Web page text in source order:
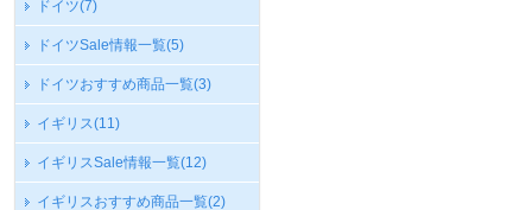
ドイツ(7)
ドイツSale情報一覧(5)
ドイツおすすめ商品一覧(3)
イギリス(11)
イギリスSale情報一覧(12)
イギリスおすすめ商品一覧(2)